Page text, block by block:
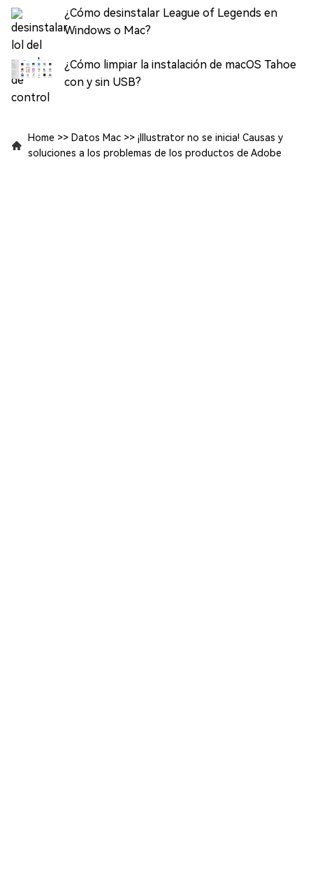
¿Cómo desinstalar League of Legends en
Windows o Mac?
¿Cómo limpiar la instalación de macOS Tahoe
con y sin USB?
Home >> Datos Mac >> ¡Illustrator no se inicia! Causas y
soluciones a los problemas de los productos de Adobe